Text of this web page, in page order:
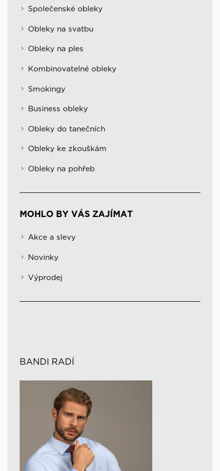
Společenské obleky
Obleky na svatbu
Obleky na ples
Kombinovatelné obleky
Smokingy
Business obleky
Obleky do tanečních
Obleky ke zkouškám
Obleky na pohřeb
MOHLO BY VÁS ZAJÍMAT
Akce a slevy
Novinky
Výprodej
BANDI RADÍ